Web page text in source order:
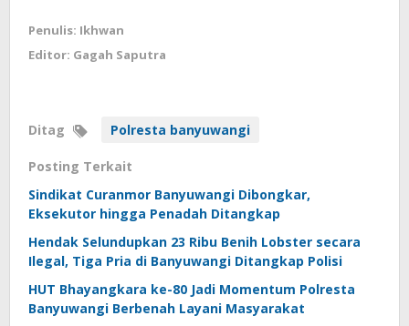
Penulis: Ikhwan
Editor: Gagah Saputra
Ditag Polresta banyuwangi
Posting Terkait
Sindikat Curanmor Banyuwangi Dibongkar,
Eksekutor hingga Penadah Ditangkap
Hendak Selundupkan 23 Ribu Benih Lobster secara
Ilegal, Tiga Pria di Banyuwangi Ditangkap Polisi
HUT Bhayangkara ke-80 Jadi Momentum Polresta
Banyuwangi Berbenah Layani Masyarakat